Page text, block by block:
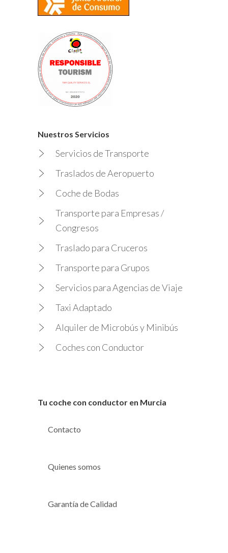
Nuestros Servicios
Servicios de Transporte
Traslados de Aeropuerto
Coche de Bodas
Transporte para Empresas /
Congresos
Traslado para Cruceros
Transporte para Grupos
Servicios para Agencias de Viaje
Taxi Adaptado
Alquiler de Microbús y Minibús
Coches con Conductor
Tu coche con conductor en Murcia
Contacto
Quienes somos
Garantía de Calidad